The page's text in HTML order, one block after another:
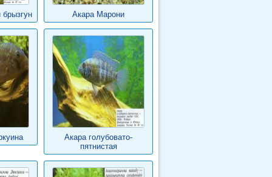
Акара Марони
Акара голубовато-
пятнистая